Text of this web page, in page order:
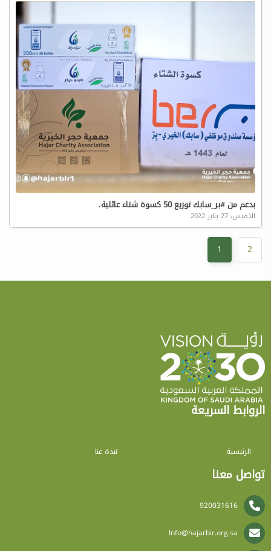
بدعم من #بر_سابك توزيع 50 كسوة شتاء عائلية.
الخميس، 27 يناير 2022
1 2
الروابط السريعة
الرئيسية نبذة عنا
تواصل معنا
920031616
Info@hajarbir.org.sa